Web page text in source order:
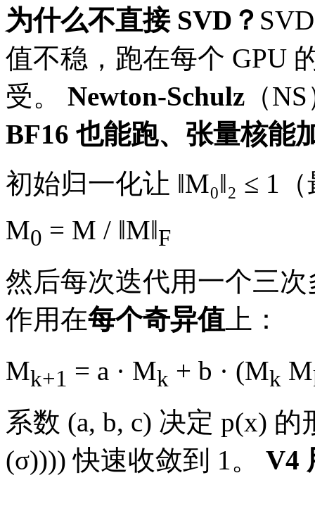
为什么不直接 SVD？
值不稳，跑在每个 GPU
受。 Newton-Schulz （
BF16 也能跑、张量核能
初始归一化让 ‖M₀‖₂ ≤ 1
M0 = M / ‖M‖F
然后每次迭代用一个三次
作用在每个奇异值 上：
Mk+1 = a · Mk + b · (Mk M
系数 (a, b, c) 决定 p(x)
(σ)))) 快速收敛到 1。 V4